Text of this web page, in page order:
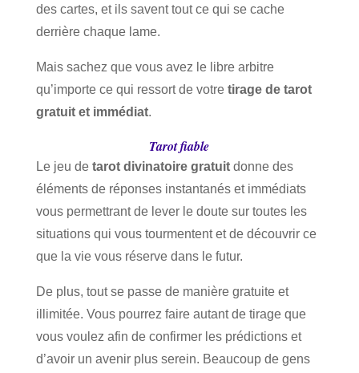
des cartes, et ils savent tout ce qui se cache
derrière chaque lame.
Mais sachez que vous avez le libre arbitre
qu’importe ce qui ressort de votre tirage de tarot
gratuit et immédiat.
Tarot fiable
Le jeu de tarot divinatoire gratuitdonne des
éléments de réponses instantanés et immédiats
vous permettrant de lever le doute sur toutes les
situations qui vous tourmentent et de découvrir ce
que la vie vous réserve dans le futur.
De plus, tout se passe de manière gratuite et
illimitée. Vous pourrez faire autant de tirage que
vous voulez afin de confirmer les prédictions et
d’avoir un avenir plus serein. Beaucoup de gens